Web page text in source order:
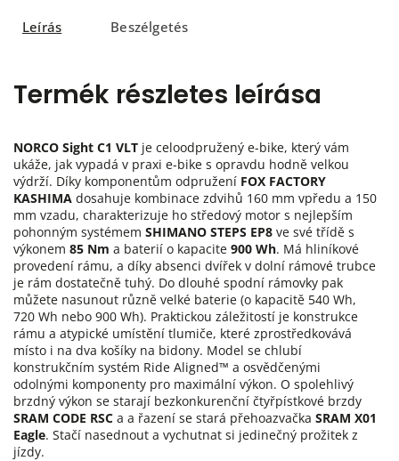
Leírás Beszélgetés
Termék részletes leírása
NORCO Sight C1 VLT je celoodpružený e-bike, který vám
ukáže, jak vypadá v praxi e-bike s opravdu hodně velkou
výdrží. Díky komponentům odpružení FOX FACTORY
KASHIMA dosahuje kombinace zdvihů 160 mm vpředu a 150
mm vzadu, charakterizuje ho středový motor s nejlepším
pohonným systémem SHIMANO STEPS EP8 ve své třídě s
výkonem 85 Nm a baterií o kapacite 900 Wh. Má hliníkové
provedení rámu, a díky absenci dvířek v dolní rámové trubce
je rám dostatečně tuhý. Do dlouhé spodní rámovky pak
můžete nasunout různě velké baterie (o kapacitě 540 Wh,
720 Wh nebo 900 Wh). Praktickou záležitostí je konstrukce
rámu a atypické umístění tlumiče, které zprostředkovává
místo i na dva košíky na bidony. Model se chlubí
konstrukčním systém Ride Aligned™ a osvědčenými
odolnými komponenty pro maximální výkon. O spolehlivý
brzdný výkon se starají bezkonkurenční čtyřpístkové brzdy
SRAM CODE RSC a a řazení se stará přehoazvačka SRAM X01
Eagle. Stačí nasednout a vychutnat si jedinečný prožitek z
jízdy.